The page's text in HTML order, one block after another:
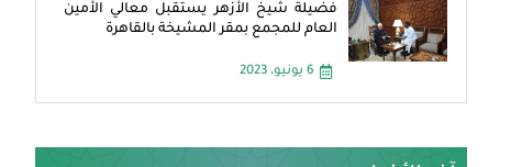
فضيلة شيخ الأزهر يستقبل معالي الأمين
العام للمجمع بمقر المشيخة بالقاهرة
6 يونيو، 2023